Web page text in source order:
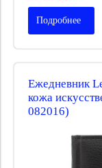
Подробнее
Ежедневник
кожа
082016)